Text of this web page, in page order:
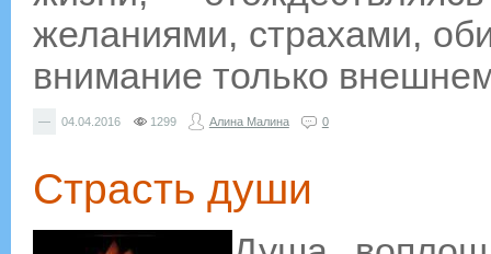
желаниями, страхами,
внимание только
— 04.04.2016 1299 Алина Малина 0
Страсть души